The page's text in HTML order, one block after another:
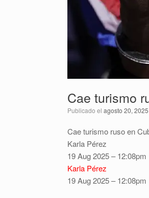
Cae turismo
Publicado el agosto 20, 2025
Cae turismo ruso en
Karla Pérez
19 Aug 2025 – 12:08pm
Karla Pérez
19 Aug 2025 – 12:08pm